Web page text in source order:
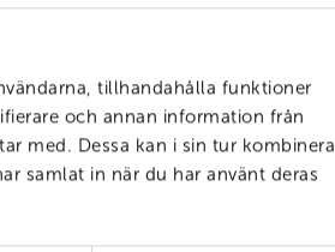
tillhandahålla funktioner
och annan information från
med. Dessa kan i sin tur kombinera
samlat in när du har använt deras
6 månader fri försäkring